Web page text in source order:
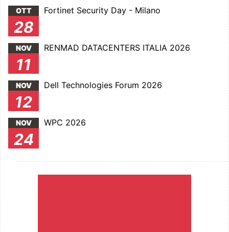
OTT
28
Fortinet Security Day - Milano
NOV
11
RENMAD DATACENTERS ITALIA 2026
NOV
12
Dell Technologies Forum 2026
NOV
24
WPC 2026